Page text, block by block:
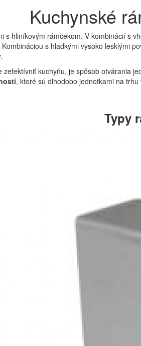
Kuchynské
s hliníkovým rámčekom. V kombinácií s
s hladkými vysoko lesklými
kuchyňu, je spôsob otvárania
, ktoré sú dlhodobo jednotkami na
Typy